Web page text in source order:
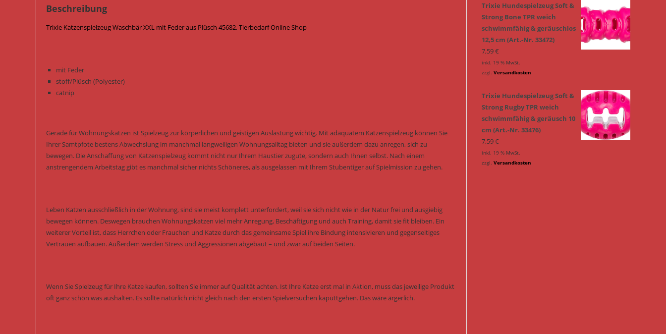
Menge
Beschreibung
Trixie Katzenspielzeug Waschbär XXL mit Feder aus Plüsch 45682, Tierbedarf Online Shop
mit Feder
stoff/Plüsch (Polyester)
catnip
Gerade für Wohnungskatzen ist Spielzeug zur körperlichen und geistigen Auslastung wichtig. Mit adäquatem Katzenspielzeug können Sie
Ihrer Samtpfote bestens Abwechslung im manchmal langweiligen Wohnungsalltag bieten und sie außerdem dazu anregen, sich zu
bewegen. Die Anschaffung von Katzenspielzeug kommt nicht nur Ihrem Haustier zugute, sondern auch Ihnen selbst. Nach einem
anstrengendem Arbeitstag gibt es manchmal sicher nichts Schöneres, als ausgelassen mit Ihrem Stubentiger auf Spielmission zu gehen.
Leben Katzen ausschließlich in der Wohnung, sind sie meist komplett unterfordert, weil sie sich nicht wie in der Natur frei und ausgiebig
bewegen können. Deswegen brauchen Wohnungskatzen viel mehr Anregung, Beschäftigung und auch Training, damit sie fit bleiben. Ein
weiterer Vorteil ist, dass Herrchen oder Frauchen und Katze durch das gemeinsame Spiel ihre Bindung intensivieren und gegenseitiges
Vertrauen aufbauen. Außerdem werden Stress und Aggressionen abgebaut – und zwar auf beiden Seiten.
Wenn Sie Spielzeug für Ihre Katze kaufen, sollten Sie immer auf Qualität achten. Ist Ihre Katze erst mal in Aktion, muss das jeweilige Produkt
oft ganz schön was aushalten. Es sollte natürlich nicht gleich nach den ersten Spielversuchen kaputtgehen. Das wäre ärgerlich.
Trixie Hundespielzeug Soft &
Strong Bone TPR weich
schwimmfähig & geräuschlos
12,5 cm (Art.-Nr. 33472)
7,59€
inkl. 19 % MwSt.
zzgl. Versandkosten
Trixie Hundespielzeug Soft &
Strong Rugby TPR weich
schwimmfähig & geräusch 10
cm (Art.-Nr. 33476)
7,59€
inkl. 19 % MwSt.
zzgl. Versandkosten